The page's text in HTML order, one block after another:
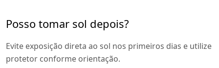
Posso tomar sol depois?
Evite exposição direta ao sol nos primeiros dias e utilize
protetor conforme orientação.